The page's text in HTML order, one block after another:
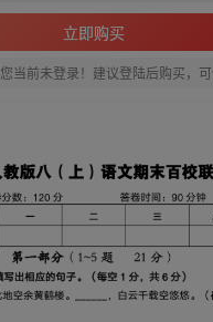
立即购买
您当前未登录！建议登陆后购买，